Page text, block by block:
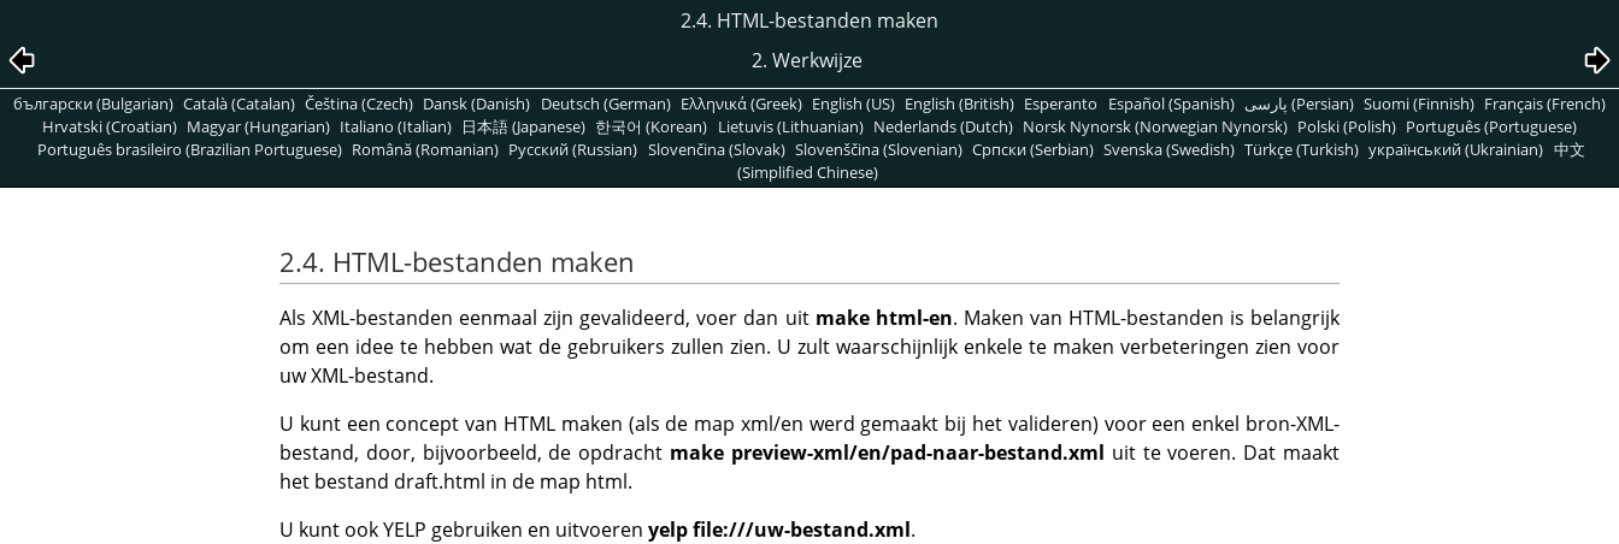
2.4. HTML-bestanden maken
2. Werkwijze
български (Bulgarian) Català (Catalan) Čeština (Czech) Dansk (Danish) Deutsch (German) Ελληνικά (Greek) English (US) English (British) Esperanto Español (Spanish) پارسی (Persian) Suomi (Finnish) Français (French)
Hrvatski (Croatian) Magyar (Hungarian) Italiano (Italian) 日本語 (Japanese) 한국어 (Korean) Lietuvis (Lithuanian) Nederlands (Dutch) Norsk Nynorsk (Norwegian Nynorsk) Polski (Polish) Português (Portuguese)
Português brasileiro (Brazilian Portuguese) Română (Romanian) Pусский (Russian) Slovenčina (Slovak) Slovenščina (Slovenian) Српски (Serbian) Svenska (Swedish) Türkçe (Turkish) український (Ukrainian) 中文
(Simplified Chinese)
2.4. HTML-bestanden maken
Als XML-bestanden eenmaal zijn gevalideerd, voer dan uit make html-en. Maken van HTML-bestanden is belangrijk
om een idee te hebben wat de gebruikers zullen zien. U zult waarschijnlijk enkele te maken verbeteringen zien voor
uw XML-bestand.
U kunt een concept van HTML maken (als de map xml/en werd gemaakt bij het valideren) voor een enkel bron-XML-
bestand, door, bijvoorbeeld, de opdracht make preview-xml/en/pad-naar-bestand.xml uit te voeren. Dat maakt
het bestand draft.html in de map html.
U kunt ookYELP gebruiken en uitvoeren yelp file:///uw-bestand.xml.